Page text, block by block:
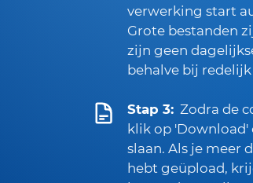
verwerking start
Grote bestanden
zijn geen
behalve bij
Stap 3: Zodra de
klik op 'Download'
slaan. Als je meer
hebt geüpload,